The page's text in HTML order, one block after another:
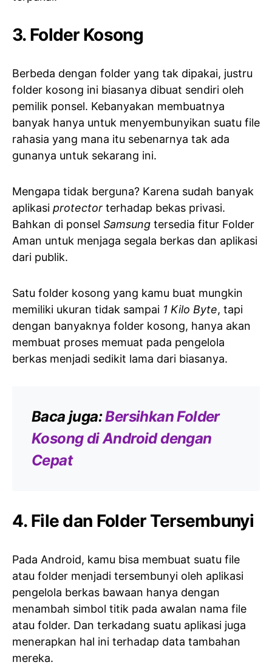
3. Folder Kosong
Berbeda dengan folder yang tak dipakai, justru
folder kosong ini biasanya dibuat sendiri oleh
pemilik ponsel. Kebanyakan membuatnya
banyak hanya untuk menyembunyikan suatu file
rahasia yang mana itu sebenarnya tak ada
gunanya untuk sekarang ini.
Mengapa tidak berguna? Karena sudah banyak
aplikasi protector terhadap bekas privasi.
Bahkan di ponsel Samsung tersedia fitur Folder
Aman untuk menjaga segala berkas dan aplikasi
dari publik.
Satu folder kosong yang kamu buat mungkin
memiliki ukuran tidak sampai 1 Kilo Byte, tapi
dengan banyaknya folder kosong, hanya akan
membuat proses memuat pada pengelola
berkas menjadi sedikit lama dari biasanya.
Baca juga:Bersihkan Folder
Kosong di Android dengan
Cepat
4. File dan Folder Tersembunyi
Pada Android, kamu bisa membuat suatu file
atau folder menjadi tersembunyi oleh aplikasi
pengelola berkas bawaan hanya dengan
menambah simbol titik pada awalan nama file
atau folder. Dan terkadang suatu aplikasi juga
menerapkan hal ini terhadap data tambahan
mereka.